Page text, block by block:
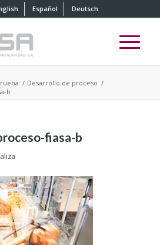
Español Deutsch
/ Desarrollo de proceso /
b
fiasa-b